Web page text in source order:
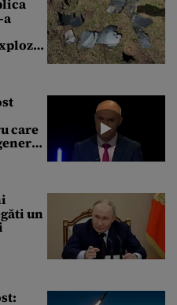
a
care
un